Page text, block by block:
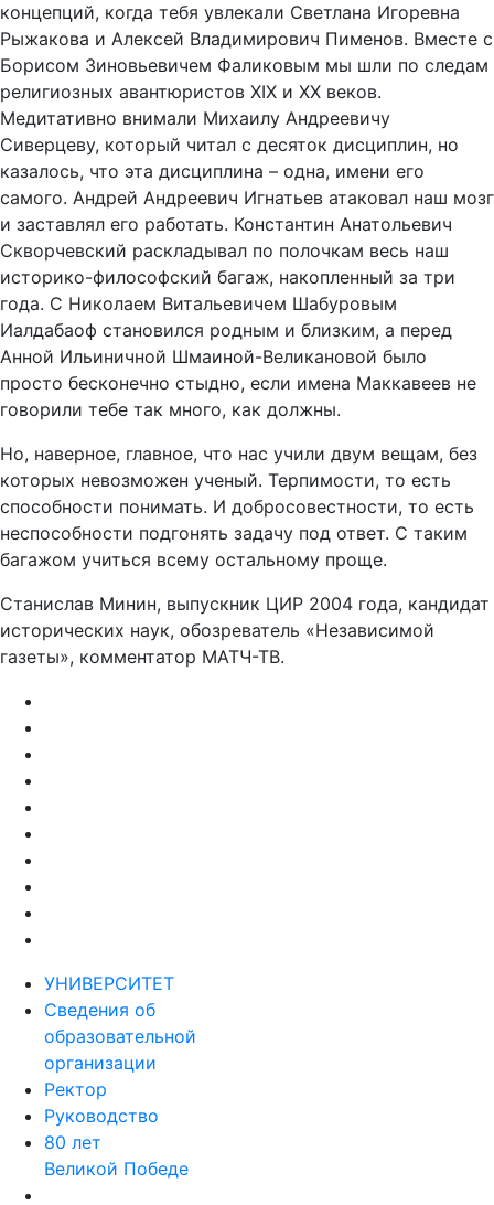
концепций, когда тебя увлекали Светлана Игоревна
Рыжакова и Алексей Владимирович Пименов. Вместе с
Борисом Зиновьевичем Фаликовым мы шли по следам
религиозных авантюристов XIX и XX веков.
Медитативно внимали Михаилу Андреевичу
Сиверцеву, который читал с десяток дисциплин, но
казалось, что эта дисциплина – одна, имени его
самого. Андрей Андреевич Игнатьев атаковал наш мозг
и заставлял его работать. Константин Анатольевич
Скворчевский раскладывал по полочкам весь наш
историко-философский багаж, накопленный за три
года. С Николаем Витальевичем Шабуровым
Иалдабаоф становился родным и близким, а перед
Анной Ильиничной Шмаиной-Великановой было
просто бесконечно стыдно, если имена Маккавеев не
говорили тебе так много, как должны.
Но, наверное, главное, что нас учили двум вещам, без
которых невозможен ученый. Терпимости, то есть
способности понимать. И добросовестности, то есть
неспособности подгонять задачу под ответ. С таким
багажом учиться всему остальному проще.
Станислав Минин, выпускник ЦИР 2004 года, кандидат
исторических наук, обозреватель «Независимой
газеты», комментатор МАТЧ-ТВ.
УНИВЕРСИТЕТ
Сведения об
образовательной
организации
Ректор
Руководство
80 лет
Великой Победе